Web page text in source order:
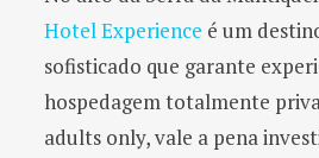
Hotel Experience é um
sofisticado que garante
hospedagem totalmente
adults only, vale a pena